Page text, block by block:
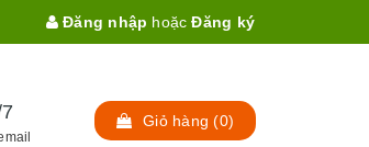
Đăng nhập hoặc Đăng ký
Giỏ hàng (0)